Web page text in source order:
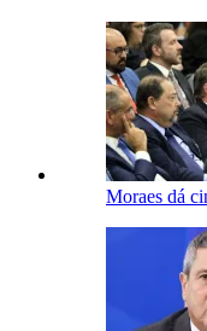
Moraes dá